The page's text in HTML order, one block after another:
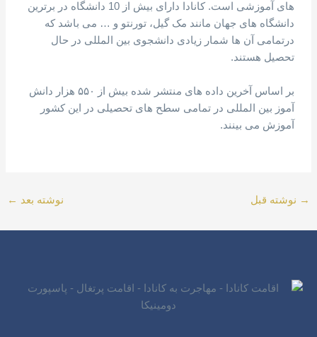
های آموزشی است. کانادا دارای بیش از 10 دانشگاه در برترین
دانشگاه های جهان مانند مک گیل، تورنتو و …‌ می باشد که
در‌تمامی آن ها شمار زیادی دانشجوی بین المللی در حال
تحصیل هستند.
بر اساس آخرین داده های منتشر شده بیش از ۵۵۰ هزار دانش
آموز بین المللی در تمامی سطح های تحصیلی در این کشور
آموزش می بینند.
→ نوشته قبل نوشته بعد ←